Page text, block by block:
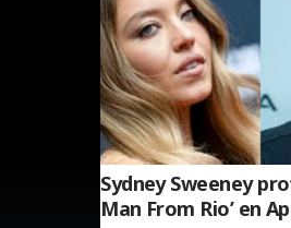
Sydney Sweeney
Man From Rio’ en